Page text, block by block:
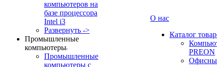
компьютеров на
базе процессора
Intel i3
Развернуть ->
Промышленные
компьютеры
Промышленные
компьютеры с
О нас
Каталог
PREON